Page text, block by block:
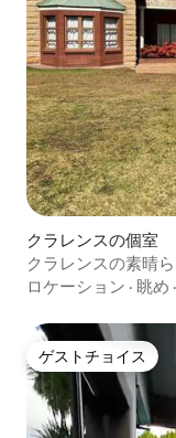
クラレンスの個室
クラレンスの素晴
ヴィラ。
ロケーション · 眺め ·
ゲストチョイス
ゲストチョイス